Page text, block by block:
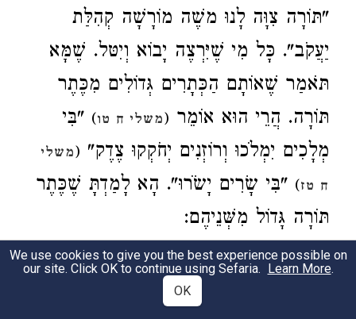
"תּוֹרָה צִוָּה לָנוּ משֶׁה מוֹרָשָׁה קְהִלַּת
יַעֲקֹב". כָּל מִי שֶׁיִּרְצֶה יָבוֹא וְיִטּל. שֶׁמָּא
תֹּאמַר שֶׁאוֹתָם הַכְּתָרִים גְּדוֹלִים מִכֶּתֶר
תּוֹרָה. הֲרֵי הוּא אוֹמֵר (משלי ח טו) "בִּי
מְלָכִים יִמְלֹכוּ וְרוֹזְנִים יְחֹקְקוּ צֶדֶק" (משלי
ח טז) "בִּי שָׂרִים יָשֹׂרוּ". הָא לָמַדְתָּ שֶׁכֶּתֶר
תּוֹרָה גָּדוֹל מִשְּׁנֵיהֶם:
Three crowns were conferred upon Israel:
the crown of Torah, the crown of
priesthood, and the crown of royalty. Aaron
We use cookies to give you the best experience possible on
our site. Click OK to continue using Sefaria. Learn More.
OK